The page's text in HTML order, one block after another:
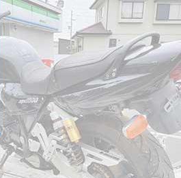
LINEでお問い合わせ